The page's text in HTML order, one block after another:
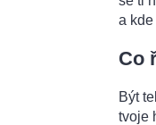
a
Co
Být
tvoje